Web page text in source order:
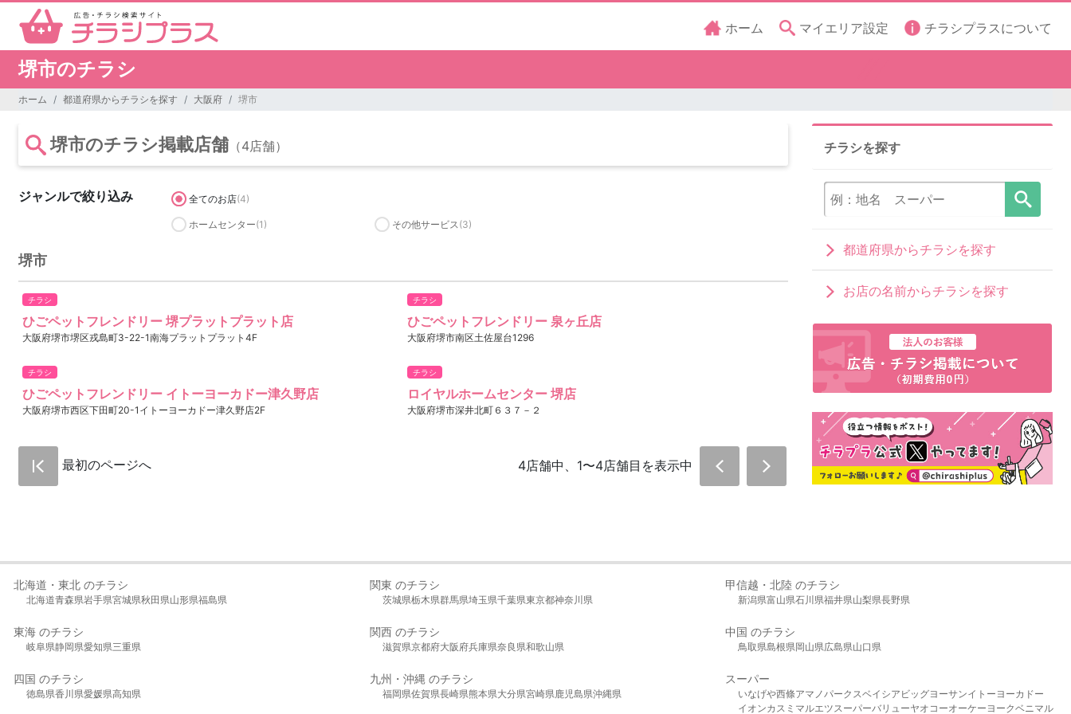
ホーム マイエリア設定 チラシプラスについて
堺市のチラシ
ホーム 都道府県からチラシを探す 大阪府 堺市
堺市のチラシ掲載店舗 （4店舗）
ジャンルで絞り込み 全てのお店(4)
ホームセンター(1) その他サービス(3)
堺市
チラシ
ひごペットフレンドリー 堺プラットプラット店
大阪府堺市堺区戎島町3-22-1南海プラットプラット4F
チラシ
ひごペットフレンドリー 泉ヶ丘店
大阪府堺市南区土佐屋台1296
チラシ
ひごペットフレンドリー イトーヨーカドー津久野店
大阪府堺市西区下田町20-1イトーヨーカドー津久野店2F
チラシ
ロイヤルホームセンター 堺店
大阪府堺市深井北町６３７－２
最初のページへ 4店舗中、1〜4店舗目を表示中
チラシを探す
都道府県からチラシを探す
お店の名前からチラシを探す
北海道・東北 のチラシ
北海道青森県岩手県宮城県秋田県山形県福島県
関東 のチラシ
茨城県栃木県群馬県埼玉県千葉県東京都神奈川県
甲信越・北陸 のチラシ
新潟県富山県石川県福井県山梨県長野県
東海 のチラシ
岐阜県静岡県愛知県三重県
関西 のチラシ
滋賀県京都府大阪府兵庫県奈良県和歌山県
中国 のチラシ
鳥取県島根県岡山県広島県山口県
四国 のチラシ
徳島県香川県愛媛県高知県
九州・沖縄 のチラシ
福岡県佐賀県長崎県熊本県大分県宮崎県鹿児島県沖縄県
スーパー
いなげや西條アマノパークスベイシア ビッグヨーサンイトーヨーカドー
イオンカスミ マルエツスーパーバリューヤオコーオーケー ヨークベニマル